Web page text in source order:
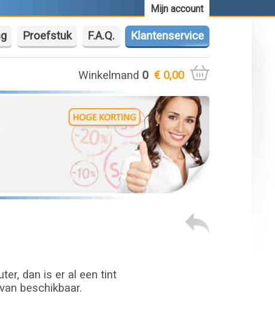
Mijn account
Proefstuk F.A.Q. Klantenservice
Winkelmand 0 € 0,00
dan is er al een tint
beschikbaar.